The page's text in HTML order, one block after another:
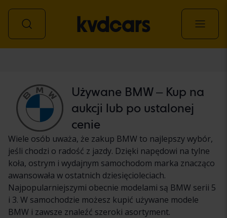
Używane BMW – Kup na
aukcji lub po ustalonej
cenie
Wiele osób uważa, że zakup BMW to najlepszy wybór,
jeśli chodzi o radość z jazdy. Dzięki napędowi na tylne
koła, ostrym i wydajnym samochodom marka znacząco
awansowała w ostatnich dziesięcioleciach.
Najpopularniejszymi obecnie modelami są BMW serii 5
i 3. W samochodzie możesz kupić używane modele
BMW i zawsze znaleźć szeroki asortyment.